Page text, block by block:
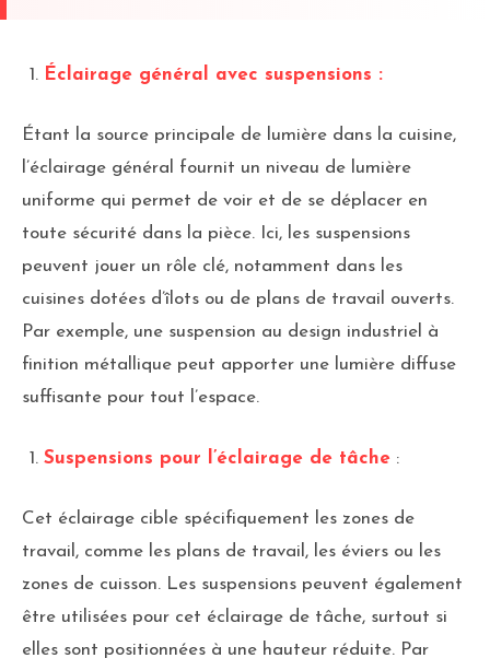
Éclairage général avec suspensions :
Étant la source principale de lumière dans la cuisine,
l’éclairage général fournit un niveau de lumière
uniforme qui permet de voir et de se déplacer en
toute sécurité dans la pièce. Ici, les suspensions
peuvent jouer un rôle clé, notamment dans les
cuisines dotées d’îlots ou de plans de travail ouverts.
Par exemple, une suspension au design industriel à
finition métallique peut apporter une lumière diffuse
suffisante pour tout l’espace.
Suspensions pour l’éclairage de tâche :
Cet éclairage cible spécifiquement les zones de
travail, comme les plans de travail, les éviers ou les
zones de cuisson. Les suspensions peuvent également
être utilisées pour cet éclairage de tâche, surtout si
elles sont positionnées à une hauteur réduite. Par